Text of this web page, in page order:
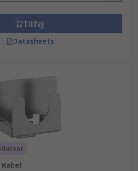
Tilføj
Datasheets